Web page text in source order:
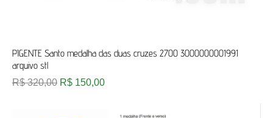
PIGENTE Santo medalha das duas cruzes 2700 3000000001991
arquivo stl
R$320,00 R$ 150,00